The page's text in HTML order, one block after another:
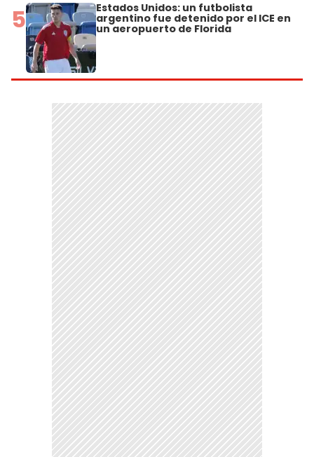
5 Estados Unidos: un futbolista
argentino fue detenido por el ICE en
un aeropuerto de Florida